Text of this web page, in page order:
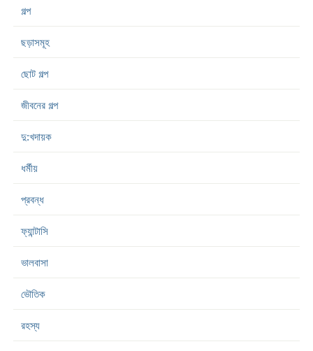
গল্প
ছড়াসমূহ
ছোট গল্প
জীবনের গল্প
দু:খদায়ক
ধর্মীয়
প্রবন্ধ
ফ্যান্টাসি
ভালবাসা
ভৌতিক
রহস্য